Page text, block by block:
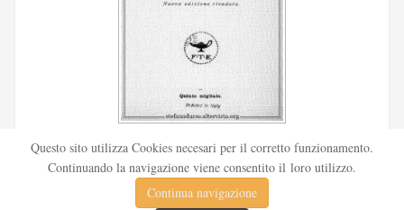
Pubblicata nel 1912 sul «Corriere della sera», la novella Tu
ridi fu successivamente inserita nella ...
Questo sito utilizza Cookies necesari per il corretto funzionamento.
Continuando la navigazione viene consentito il loro utilizzo.
Continua navigazione